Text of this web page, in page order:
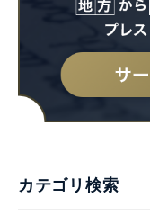
カテゴリ検索